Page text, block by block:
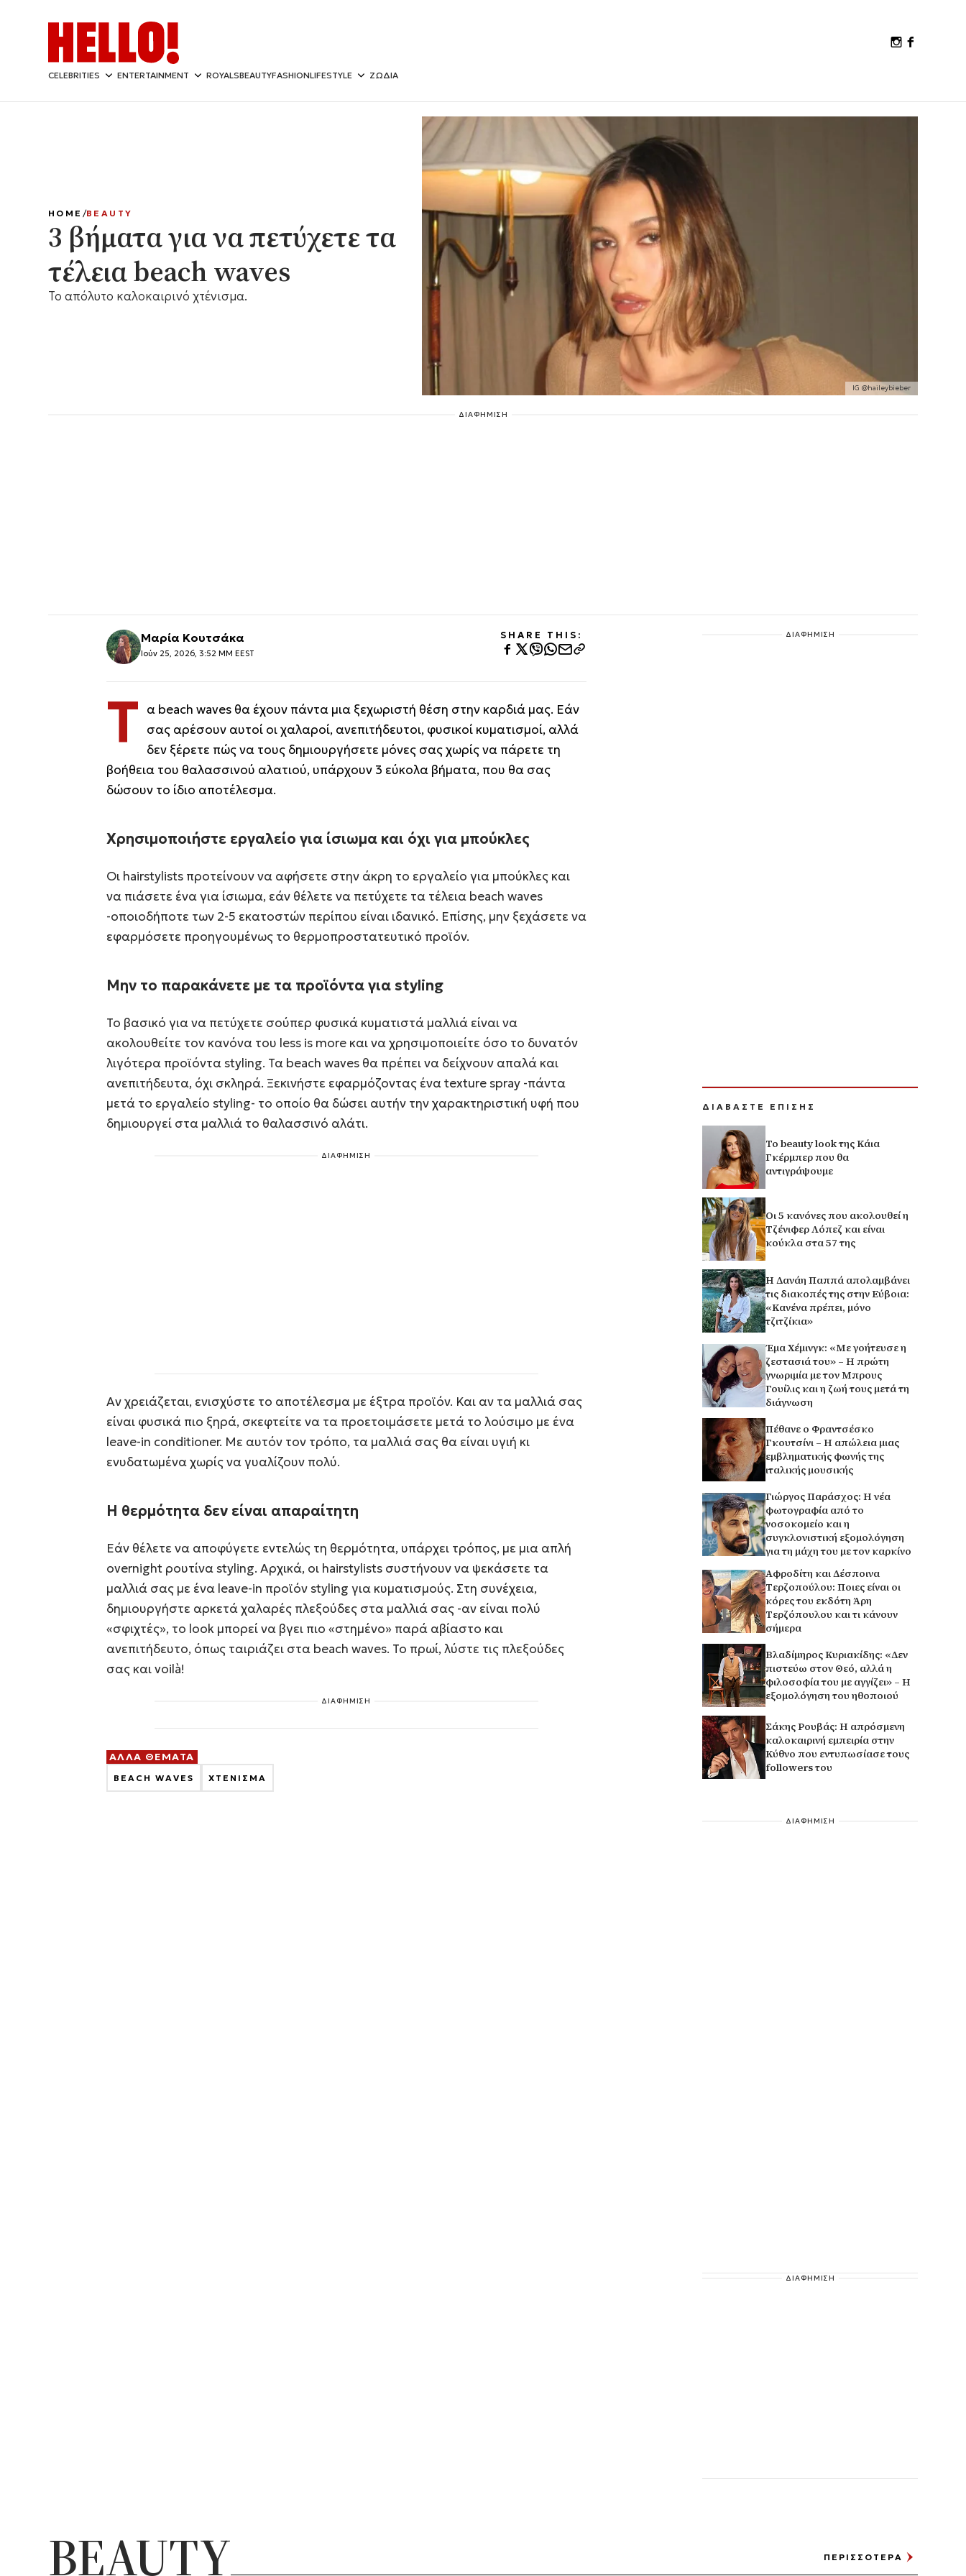
CELEBRITIES ENTERTAINMENT ROYALSBEAUTYFASHIONLIFESTYLE ΖΩΔΙΑ
IG @haileybieber
HOME BEAUTY
3 βήματα για να πετύχετε τα
τέλεια beach waves
Το απόλυτο καλοκαιρινό χτένισμα.
ΔΙΑΦΗΜΙΣΗ
Μαρία Κουτσάκα
Ιούν 25, 2026, 3:52 ΜΜ EEST
SHARE THIS:
Τ α beach waves θα έχουν πάντα μια ξεχωριστή θέση στην καρδιά μας. Εάν
σας αρέσουν αυτοί οι χαλαροί, ανεπιτήδευτοι, φυσικοί κυματισμοί, αλλά
δεν ξέρετε πώς να τους δημιουργήσετε μόνες σας χωρίς να πάρετε τη
βοήθεια του θαλασσινού αλατιού, υπάρχουν 3 εύκολα βήματα, που θα σας
δώσουν το ίδιο αποτέλεσμα.
Χρησιμοποιήστε εργαλείο για ίσιωμα και όχι για μπούκλες
Οι hairstylists προτείνουν να αφήσετε στην άκρη το εργαλείο για μπούκλες και
να πιάσετε ένα για ίσιωμα, εάν θέλετε να πετύχετε τα τέλεια beach waves
-οποιοδήποτε των 2-5 εκατοστών περίπου είναι ιδανικό. Επίσης, μην ξεχάσετε να
εφαρμόσετε προηγουμένως το θερμοπροστατευτικό προϊόν.
Μην το παρακάνετε με τα προϊόντα για styling
Το βασικό για να πετύχετε σούπερ φυσικά κυματιστά μαλλιά είναι να
ακολουθείτε τον κανόνα του less is more και να χρησιμοποιείτε όσο το δυνατόν
λιγότερα προϊόντα styling. Τα beach waves θα πρέπει να δείχνουν απαλά και
ανεπιτήδευτα, όχι σκληρά. Ξεκινήστε εφαρμόζοντας ένα texture spray -πάντα
μετά το εργαλείο styling- το οποίο θα δώσει αυτήν την χαρακτηριστική υφή που
δημιουργεί στα μαλλιά το θαλασσινό αλάτι.
ΔΙΑΦΗΜΙΣΗ
Αν χρειάζεται, ενισχύστε το αποτέλεσμα με έξτρα προϊόν. Και αν τα μαλλιά σας
είναι φυσικά πιο ξηρά, σκεφτείτε να τα προετοιμάσετε μετά το λούσιμο με ένα
leave-in conditioner. Με αυτόν τον τρόπο, τα μαλλιά σας θα είναι υγιή κι
ενυδατωμένα χωρίς να γυαλίζουν πολύ.
Η θερμότητα δεν είναι απαραίτητη
Εάν θέλετε να αποφύγετε εντελώς τη θερμότητα, υπάρχει τρόπος, με μια απλή
overnight ρουτίνα styling. Αρχικά, οι hairstylists συστήνουν να ψεκάσετε τα
μαλλιά σας με ένα leave-in προϊόν styling για κυματισμούς. Στη συνέχεια,
δημιουργήστε αρκετά χαλαρές πλεξούδες στα μαλλιά σας -αν είναι πολύ
«σφιχτές», το look μπορεί να βγει πιο «στημένο» παρά αβίαστο και
ανεπιτήδευτο, όπως ταιριάζει στα beach waves. Το πρωί, λύστε τις πλεξούδες
σας και voilà!
ΔΙΑΦΗΜΙΣΗ
ΑΛΛΑ ΘΕΜΑΤΑ
BEACH WAVES ΧΤΕΝΙΣΜΑ
ΔΙΑΦΗΜΙΣΗ
ΔΙΑΒΑΣΤΕ ΕΠΙΣΗΣ
Το beauty look της Κάια
Γκέρμπερ που θα
αντιγράψουμε
Οι 5 κανόνες που ακολουθεί η
Τζένιφερ Λόπεζ και είναι
κούκλα στα 57 της
Η Δανάη Παππά απολαμβάνει
τις διακοπές της στην Εύβοια:
«Κανένα πρέπει, μόνο
τζιτζίκια»
Έμα Χέμινγκ: «Με γοήτευσε η
ζεστασιά του» – Η πρώτη
γνωριμία με τον Μπρους
Γουίλις και η ζωή τους μετά τη
διάγνωση
Πέθανε ο Φραντσέσκο
Γκουτσίνι – Η απώλεια μιας
εμβληματικής φωνής της
ιταλικής μουσικής
Γιώργος Παράσχος: Η νέα
φωτογραφία από το
νοσοκομείο και η
συγκλονιστική εξομολόγηση
για τη μάχη του με τον καρκίνο
Αφροδίτη και Δέσποινα
Τερζοπούλου: Ποιες είναι οι
κόρες του εκδότη Άρη
Τερζόπουλου και τι κάνουν
σήμερα
Βλαδίμηρος Κυριακίδης: «Δεν
πιστεύω στον Θεό, αλλά η
φιλοσοφία του με αγγίζει» – Η
εξομολόγηση του ηθοποιού
Σάκης Ρουβάς: Η απρόσμενη
καλοκαιρινή εμπειρία στην
Κύθνο που εντυπωσίασε τους
followers του
ΔΙΑΦΗΜΙΣΗ
ΔΙΑΦΗΜΙΣΗ
BEAUTY ΠΕΡΙΣΣΟΤΕΡΑ